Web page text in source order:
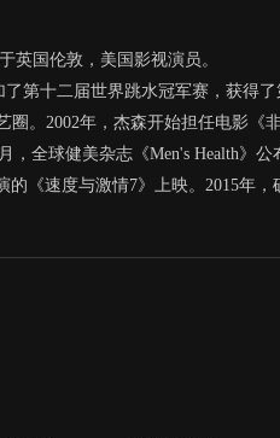
英国伦敦，美国影视演员。
第十二届世界跳水冠军赛，获得了
。2002年，杰森开始担任电影《
全球健美杂志《Men's Health》公
的《速度与激情7》上映。2015年